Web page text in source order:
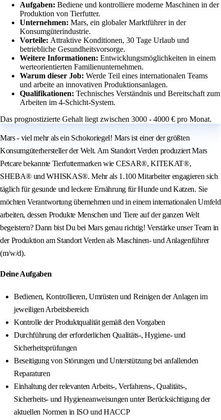
Aufgaben: Bediene und kontrolliere moderne Maschinen in der
Produktion von Tierfutter.
Unternehmen: Mars, ein globaler Marktführer in der
Konsumgüterindustrie.
Vorteile: Attraktive Konditionen, 30 Tage Urlaub und
betriebliche Gesundheitsvorsorge.
Weitere Informationen: Entwicklungsmöglichkeiten in einem
werteorientierten Familienunternehmen.
Warum dieser Job: Werde Teil eines internationalen Teams
und arbeite an innovativen Produktionsanlagen.
Qualifikationen: Technisches Verständnis und Bereitschaft zum
Arbeiten im 4-Schicht-System.
Das prognostizierte Gehalt liegt zwischen 3000 - 4000 € pro Monat.
Mars - viel mehr als ein Schokoriegel! Mars ist einer der größten
Konsumgüterhersteller der Welt. Am Standort Verden produziert Mars
Petcare bekannte Tierfuttermarken wie CESAR®, KITEKAT®,
SHEBA® und WHISKAS®. Mehr als 1.100 Mitarbeiter engagieren sich
täglich für gesunde und leckere Ernährung für Hunde und Katzen. Sie
möchten Verantwortung übernehmen und in einem internationalen Umfeld
arbeiten, dessen Produkte Menschen und Tiere auf der ganzen Welt
begeistern? Dann bist Du bei Mars genau richtig! Verstärke unser Team in
der Produktion am Standort Verden als Maschinen- und Anlagenführer
(m/w/d).
Deine Aufgaben
Bedienen, Kontrollieren, Umrüsten und Reinigen der Anlagen im
jeweiligen Arbeitsbereich
Kontrolle der Produktqualität gemäß den Vorgaben
Durchführung der erforderlichen Qualitäts-, Hygiene- und
Sicherheitsprüfungen
Beseitigung von Störungen und Unterstützung bei anfallenden
Reparaturen
Einhaltung der relevanten Arbeits-, Verfahrens-, Qualitäts-,
Sicherheits- und Hygieneanweisungen unter Berücksichtigung der
aktuellen Normen in ISO und HACCP